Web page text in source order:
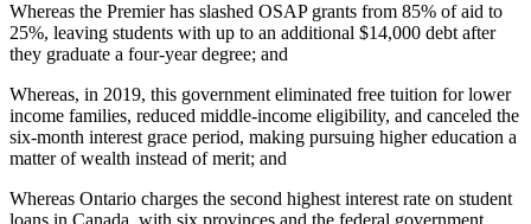
Whereas the Premier has slashed OSAP grants from 85% of aid to
25%, leaving students with up to an additional $14,000 debt after
they graduate a four-year degree; and
Whereas, in 2019, this government eliminated free tuition for lower
income families, reduced middle-income eligibility, and canceled the
six-month interest grace period, making pursuing higher education a
matter of wealth instead of merit; and
Whereas Ontario charges the second highest interest rate on student